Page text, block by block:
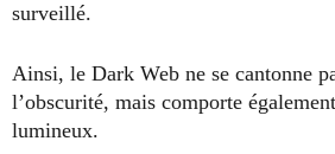
surveillé.
Ainsi, le Dark Web ne se cantonne
l’obscurité, mais comporte
lumineux.